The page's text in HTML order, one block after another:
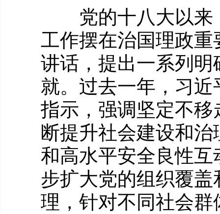
党的十八大以来
工作摆在治国理政
讲话，提出一系列
就。过去一年，习
指示，强调坚定不
断提升社会建设和
和高水平安全良性
步扩大党的组织覆
理，针对不同社会